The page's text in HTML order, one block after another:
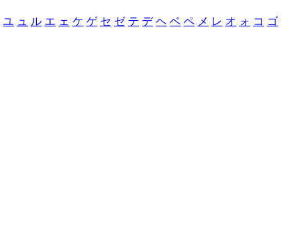
ユ ュ ル エ ェ ケ ゲ セ ゼ テ デ ヘ ベ ペ メ レ オ ォ コ ゴ